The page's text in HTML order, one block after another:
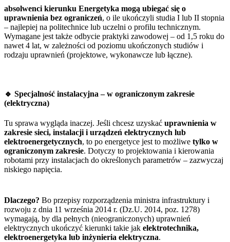
absolwenci kierunku Energetyka mogą ubiegać się o
uprawnienia bez ograniczeń, o ile ukończyli studia I lub II stopnia
– najlepiej na politechnice lub uczelni o profilu technicznym.
Wymagane jest także odbycie praktyki zawodowej – od 1,5 roku do
nawet 4 lat, w zależności od poziomu ukończonych studiów i
rodzaju uprawnień (projektowe, wykonawcze lub łączne).
🔹 Specjalność instalacyjna – w ograniczonym zakresie
(elektryczna)
Tu sprawa wygląda inaczej. Jeśli chcesz uzyskać uprawnienia w
zakresie sieci, instalacji i urządzeń elektrycznych lub
elektroenergetycznych, to po energetyce jest to możliwe tylko w
ograniczonym zakresie. Dotyczy to projektowania i kierowania
robotami przy instalacjach do określonych parametrów – zazwyczaj
niskiego napięcia.
Dlaczego? Bo przepisy rozporządzenia ministra infrastruktury i
rozwoju z dnia 11 września 2014 r. (Dz.U. 2014, poz. 1278)
wymagają, by dla pełnych (nieograniczonych) uprawnień
elektrycznych ukończyć kierunki takie jak elektrotechnika,
elektroenergetyka lub inżynieria elektryczna.